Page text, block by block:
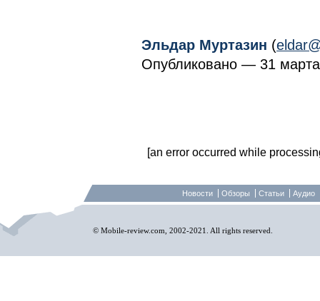
Эльдар Муртазин (
Опубликовано — 31 марта
[an error occurred while
Новости Обзоры Статьи Аудио
© Mobile-review.com, 2002-2021. All rights reserved.